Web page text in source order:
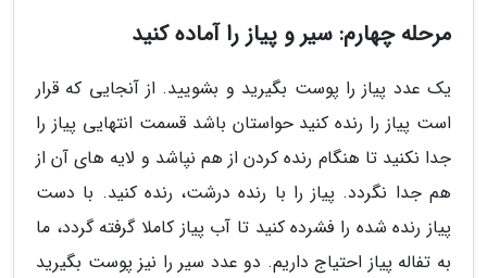
مرحله چهارم: سیر و پیاز را آماده کنید
یک عدد پیاز را پوست بگیرید و بشویید. از آنجایی که قرار
است پیاز را رنده کنید حواستان باشد قسمت انتهایی پیاز را
جدا نکنید تا هنگام رنده کردن از هم نپاشد و لایه های آن از
هم جدا نگردد. پیاز را با رنده درشت، رنده کنید. با دست
پیاز رنده شده را فشرده کنید تا آب پیاز کاملا گرفته گردد، ما
به تفاله پیاز احتیاج داریم. دو عدد سیر را نیز پوست بگیرید